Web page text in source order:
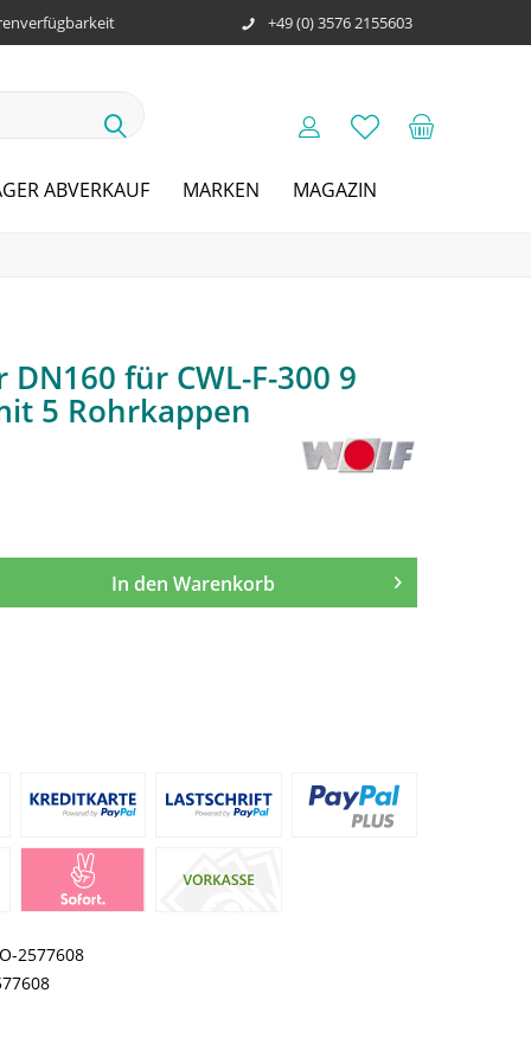
+49 (0) 3576 2155603
ABVERKAUF MARKEN MAGAZIN
für CWL-F-300 9
5 Rohrkappen
In den Warenkorb
2577608